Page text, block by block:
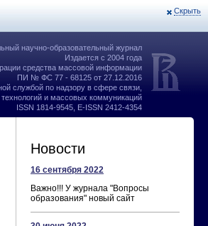
Скрыть
научно-образовательный журнал
Издается с 2004 года
средства массовой информации
ПИ № ФС 77 - 68125 от 27.12.2016
службой по надзору в сфере связи,
и массовых коммуникаций
ISSN 1814-9545, E-ISSN 2412-4354
Новости
16 сентября 2022
Важно!!! У журнала "Вопросы
образования" новый сайт